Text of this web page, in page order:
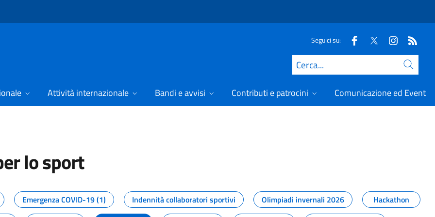
Seguici su:
Cerca
Attività internazionale Bandi e avvisi Contributi e patrocini Comunicazione ed Eventi
lo sport
dal Dipartimento per lo sport
Emergenza COVID-19 (1) Indennità collaboratori sportivi Olimpiadi invernali 2026
Hackathon